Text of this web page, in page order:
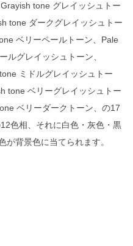
tone グレイッシュトー
tone ダークグレイッシュトー
ベリーペールトーン、Pale
ルグレイッシュトーン、
ミドルグレイッシュトー
tone ベリーグレイッシュトー
ベリーダークトーン、の17
色相、それに白色・灰色・黒
が背景色に当てられます。